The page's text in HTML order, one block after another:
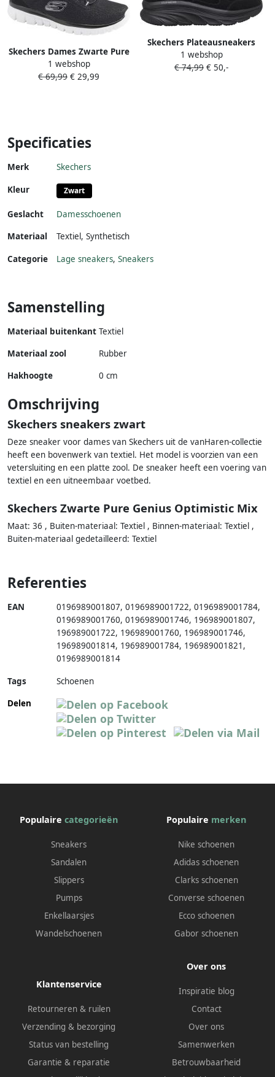
Skechers Dames Zwarte Pure
Genius Optimistisch Mix
1 webshop
€ 69,99 € 29,99
Skechers Plateausneakers
D'LUX WALKER PURE
PLEASURE in een trendy
1 webshop
€ 74,99 € 50,-
Specificaties
Merk Skechers
Kleur Zwart
Geslacht
Damesschoenen
Materiaal
Textiel , Synthetisch
Categorie Lage sneakers, Sneakers
Samenstelling
Materiaal buitenkant Textiel
Materiaal zool
Rubber
Hakhoogte
0 cm
Omschrijving
Skechers sneakers zwart
Deze sneaker voor dames van Skechers uit de vanHaren-collectie
heeft een bovenwerk van textiel. Het model is voorzien van een
vetersluiting en een platte zool. De sneaker heeft een voering van
textiel en een uitneembaar voetbed.
Skechers Zwarte Pure Genius Optimistic Mix
Maat: 36 , Buiten-materiaal: Textiel , Binnen-materiaal: Textiel ,
Buiten-materiaal gedetailleerd: Textiel
Referenties
EAN 0196989001807, 0196989001722, 0196989001784,
0196989001760, 0196989001746, 196989001807,
196989001722, 196989001760, 196989001746,
196989001814, 196989001784, 196989001821 ,
0196989001814
Tags
Schoenen
Delen
Populaire categorieën
Sneakers
Sandalen
Slippers
Pumps
Enkellaarsjes
Wandelschoenen
Populaire merken
Nike schoenen
Adidas schoenen
Clarks schoenen
Converse schoenen
Ecco schoenen
Gabor schoenen
Klantenservice
Retourneren & ruilen
Verzending & bezorging
Status van bestelling
Garantie & reparatie
Over ons
Inspiratie blog
Contact
Over ons
Samenwerken
Betrouwbaarheid